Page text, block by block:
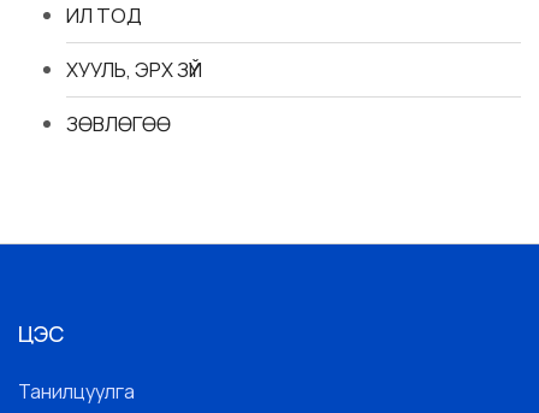
ИЛ ТОД
ХУУЛЬ, ЭРХ ЗҮЙ
ЗӨВЛӨГӨӨ
ЦЭС
Танилцуулга